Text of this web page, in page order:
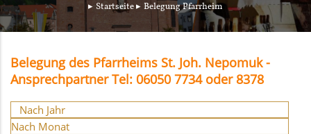
Startseite Belegung Pfarrheim
Belegung des Pfarrheims St. Joh. Nepomuk -
Ansprechpartner Tel: 06050 7734 oder 8378
Nach Jahr
Nach Monat